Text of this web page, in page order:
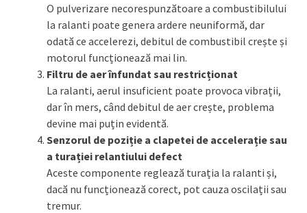
O pulverizare necorespunzătoare a combustibilului
la ralanti poate genera ardere neuniformă, dar
odată ce accelerezi, debitul de combustibil crește și
motorul funcționează mai lin.
Filtru de aer înfundat sau restricționat
La ralanti, aerul insuficient poate provoca vibrații,
dar în mers, când debitul de aer crește, problema
devine mai puțin evidentă.
Senzorul de poziție a clapetei de accelerație sau
a turației relantiului defect
Aceste componente reglează turația la ralanti și,
dacă nu funcționează corect, pot cauza oscilații sau
tremur.